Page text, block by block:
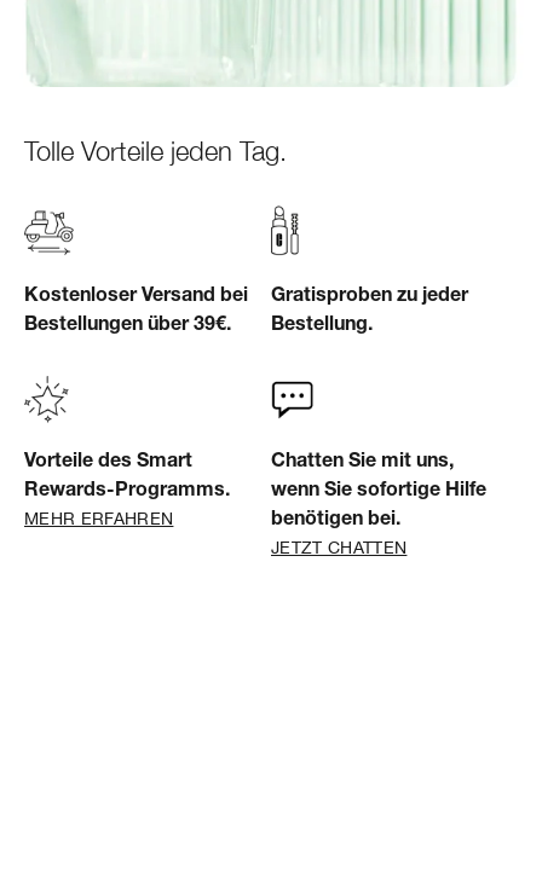
Tolle Vorteile jeden Tag.
Kostenloser Versand bei
Bestellungen über 39€.
Gratisproben zu jeder
Bestellung.
Vorteile des Smart
Rewards-Programms.
MEHR ERFAHREN
Chatten Sie mit uns,
wenn Sie sofortige Hilfe
benötigen bei.
JETZT CHATTEN